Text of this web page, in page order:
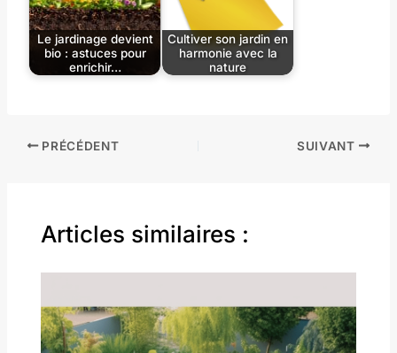
Le jardinage devient
bio : astuces pour
enrichir…
Cultiver son jardin en
harmonie avec la
nature
PRÉCÉDENT SUIVANT
Articles similaires :